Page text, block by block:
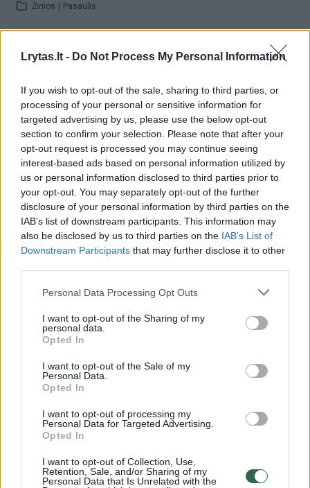
Lrytas.lt - Do Not Process My Personal Information
If you wish to opt-out of the sale, sharing to third parties, or
processing of your personal or sensitive information for
targeted advertising by us, please use the below opt-out
section to confirm your selection. Please note that after your
opt-out request is processed you may continue seeing
interest-based ads based on personal information utilized by
us or personal information disclosed to third parties prior to
your opt-out. You may separately opt-out of the further
disclosure of your personal information by third parties on the
IAB’s list of downstream participants. This information may
also be disclosed by us to third parties on the IAB’s List of
Downstream Participants that may further disclose it to other
Personal Data Processing Opt Outs
I want to opt-out of the Sharing of my
personal data.
Opted In
I want to opt-out of the Sale of my
Personal Data.
Opted In
I want to opt-out of processing my
Personal Data for Targeted Advertising.
Opted In
I want to opt-out of Collection, Use,
Retention, Sale, and/or Sharing of my
Personal Data that Is Unrelated with the
Žinios Pasaulis
00:04:00
Kuprines pasvėrę specialistai įspėja apie pavojingą
Žinios | Lietuvos diena
Visi įrašai
Žiūrimiausi įrašai
00:00:30
Vaizdai iš tragiškos avarijos Vilniaus r.: dviejų moterų ir
vaiko gyvybių išgelbėti nepavyko
Žinios | Lietuvos diena
Savaitės vidurys nusimato karštas: temperatūra kils iki
32 laipsnių šilumos
Žinios | Orai
00:00:59
Nufilmavo, kaip patvino Vilniaus Vakarinis aplinkkelis:
Žinios | Lietuvos diena